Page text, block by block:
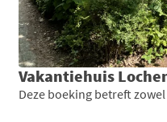
Vakantiehuis
Deze boeking betreft